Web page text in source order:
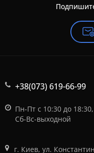
+38(073) 619-66-99
Пн-Пт с 10:30 до 18:30,
Сб-Вс-выходной
г. Киев, ул.